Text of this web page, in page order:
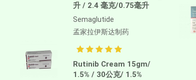
升 / 2.4 毫克/0.75毫升
Semaglutide
孟家拉伊斯达制药
Rutinib Cream 15gm/
1.5% / 30公克/ 1.5%